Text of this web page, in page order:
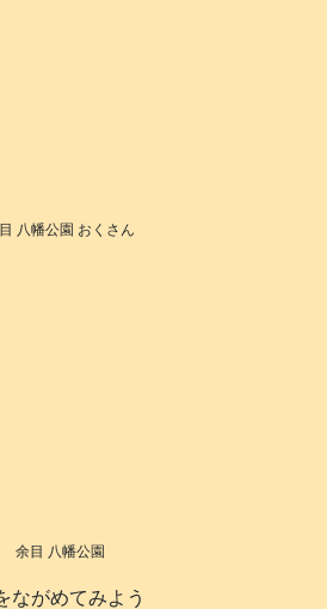
八幡公園 おくさん
余目 八幡公園
ながめてみよう